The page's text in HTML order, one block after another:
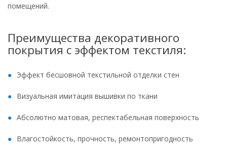
помещений.
Преимущества декоративного
покрытия с эффектом текстиля:
Эффект бесшовной текстильной отделки стен
Визуальная имитация вышивки по ткани
Абсолютно матовая, респектабельная поверхность
Влагостойкость, прочность, ремонтопригодность